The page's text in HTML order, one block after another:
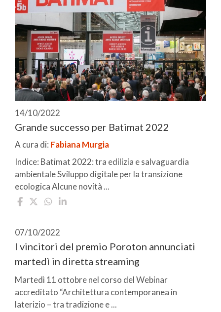
14/10/2022
Grande successo per Batimat 2022
A cura di: Fabiana Murgia
Indice: Batimat 2022: tra edilizia e salvaguardia
ambientale Sviluppo digitale per la transizione
ecologica Alcune novità ...
07/10/2022
I vincitori del premio Poroton annunciati
martedì in diretta streaming
Martedì 11 ottobre nel corso del Webinar
accreditato “Architettura contemporanea in
laterizio – tra tradizione e ...